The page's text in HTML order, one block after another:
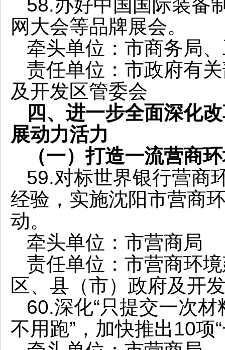
58.办好中国国际装备
网大会等品牌展会。
牵头单位：市商务局
责任单位：市政府有
及开发区管委会
四、进一步全面深化
展动力活力
（一）打造一流营商
59.对标世界银行营商
经验，实施沈阳市营商
动。
牵头单位：市营商局
责任单位：市营商环
区、县（市）政府及开
60.深化“只提交一次
不用跑”，加快推出10项